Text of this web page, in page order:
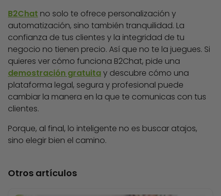
B2Chat no solo te ofrece personalización y
automatización, sino también tranquilidad. La
confianza de tus clientes y la integridad de tu
negocio no tienen precio. Así que no te la juegues. Si
quieres ver cómo funciona B2Chat, pide una
demostración gratuitay descubre cómo una
plataforma legal, segura y profesional puede
cambiar la manera en la que te comunicas con tus
clientes.
Porque, al final, lo inteligente no es buscar atajos,
sino elegir bien el camino.
Otros artículos